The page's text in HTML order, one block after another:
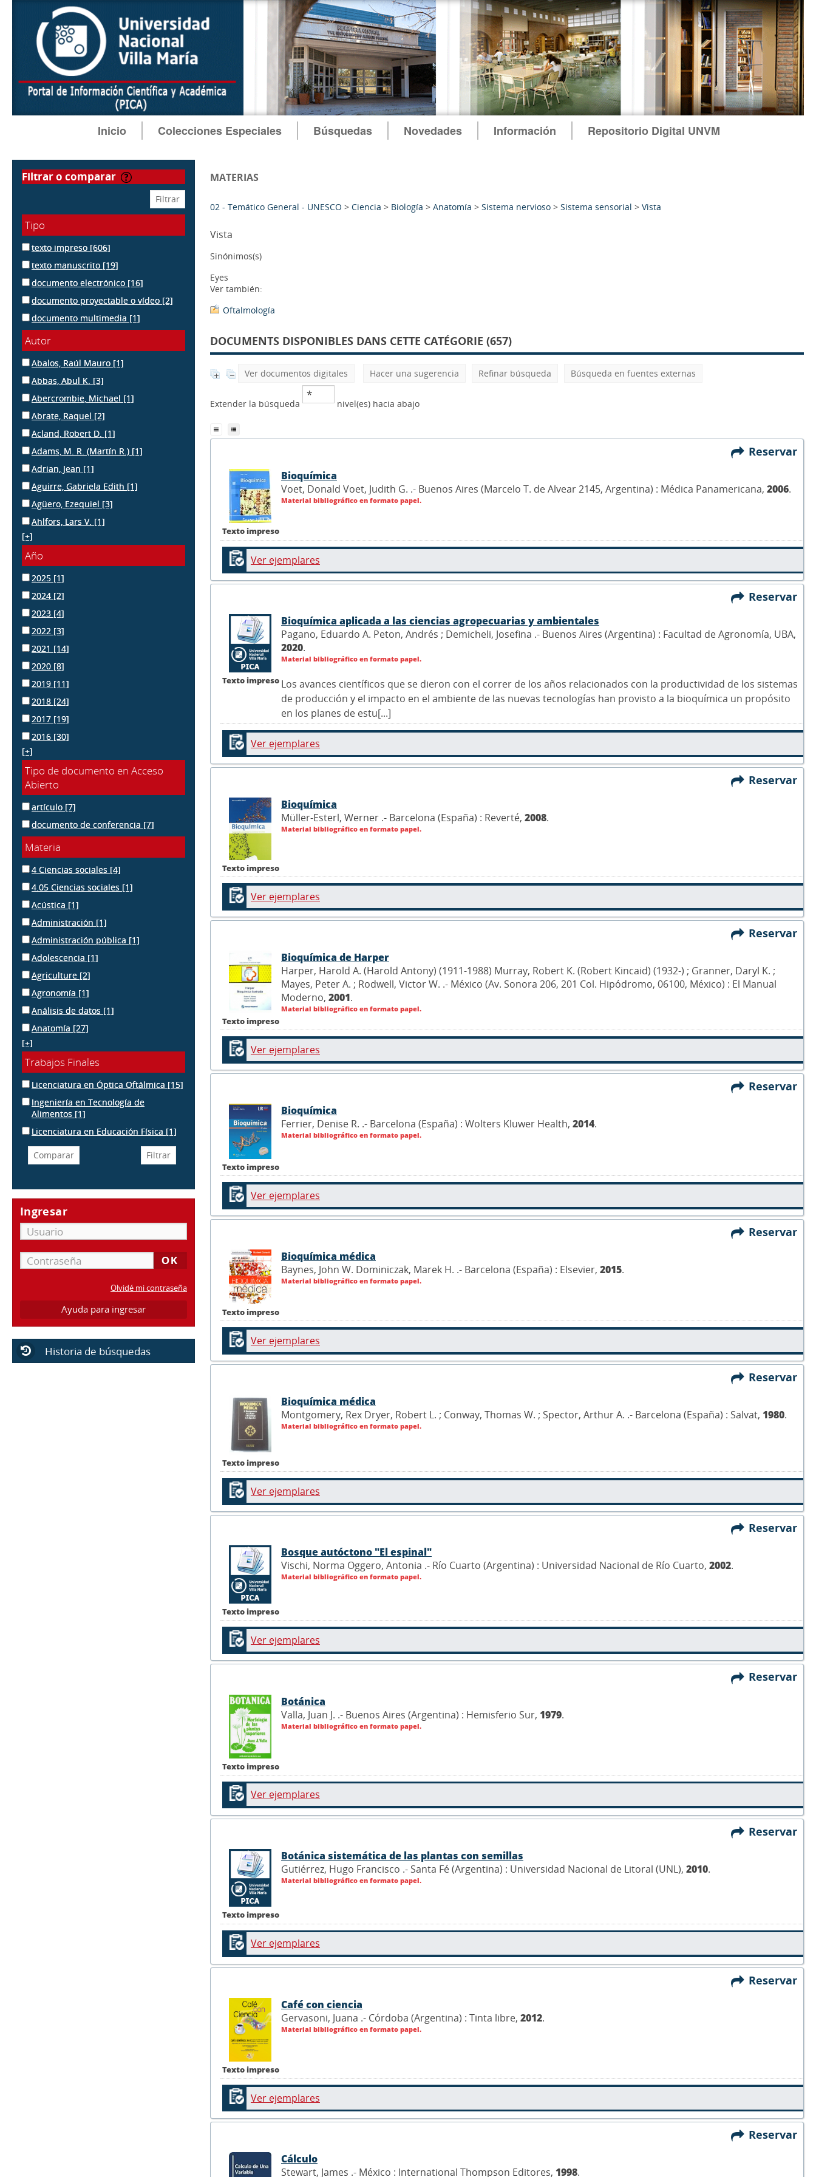
Inicio Colecciones Especiales Búsquedas Novedades Información Repositorio Digital UNVM
filtrar o comparar
Tipo
texto impreso [606]
texto manuscrito [19]
documento electrónico [16]
documento proyectable o vídeo [2]
documento multimedia [1]
Autor
Abalos, Raúl Mauro [1]
Abbas, Abul K. [3]
Abercrombie, Michael [1]
Abrate, Raquel [2]
Acland, Robert D. [1]
Adams, M. R. (Martín R.) [1]
Adrian, Jean [1]
Aguirre, Gabriela Edith [1]
Agüero, Ezequiel [3]
Ahlfors, Lars V. [1]
[+]
Año
2025 [1]
2024 [2]
2023 [4]
2022 [3]
2021 [14]
2020 [8]
2019 [11]
2018 [24]
2017 [19]
2016 [30]
[+]
Tipo de documento en Acceso
Abierto
artículo [7]
documento de conferencia [7]
Materia
4 Ciencias sociales [4]
4.05 Ciencias sociales [1]
Acústica [1]
Administración [1]
Administración pública [1]
Adolescencia [1]
Agriculture [2]
Agronomía [1]
Análisis de datos [1]
Anatomía [27]
[+]
Trabajos Finales
Licenciatura en Óptica Oftálmica [15]
Ingeniería en Tecnología de
Alimentos [1]
Licenciatura en Educación Física [1]
Ingresar
Olvidé mi contraseña
Ayuda para ingresar
Historia de búsquedas
MATERIAS
02 - Temático General - UNESCO > Ciencia > Biología > Anatomía > Sistema nervioso > Sistema sensorial > Vista
Vista
Sinónimos(s)
Eyes
Ver también:
Oftalmología
DOCUMENTS DISPONIBLES DANS CETTE CATÉGORIE (657)
Ver documentos digitales Hacer una sugerencia Refinar búsqueda Búsqueda en fuentes externas
Extender la búsqueda nivel(es) hacia abajo
Reservar
Texto impreso
Bioquímica
Voet, Donald Voet, Judith G. .- Buenos Aires (Marcelo T. de Alvear 2145, Argentina) : Médica Panamericana, 2006.
Material bibliográfico en formato papel.
Ver ejemplares
Reservar
Texto impreso
Bioquímica aplicada a las ciencias agropecuarias y ambientales
Pagano, Eduardo A. Peton, Andrés ; Demicheli, Josefina .- Buenos Aires (Argentina) : Facultad de Agronomía, UBA,
2020.
Material bibliográfico en formato papel.
Los avances científicos que se dieron con el correr de los años relacionados con la productividad de los sistemas
de producción y el impacto en el ambiente de las nuevas tecnologías han provisto a la bioquímica un propósito
en los planes de estu[...]
Ver ejemplares
Reservar
Texto impreso
Bioquímica
Müller-Esterl, Werner .- Barcelona (España) : Reverté, 2008.
Material bibliográfico en formato papel.
Ver ejemplares
Reservar
Texto impreso
Bioquímica de Harper
Harper, Harold A. (Harold Antony) (1911-1988) Murray, Robert K. (Robert Kincaid) (1932-) ; Granner, Daryl K. ;
Mayes, Peter A. ; Rodwell, Victor W. .- México (Av. Sonora 206, 201 Col. Hipódromo, 06100, México) : El Manual
Moderno, 2001.
Material bibliográfico en formato papel.
Ver ejemplares
Reservar
Texto impreso
Bioquímica
Ferrier, Denise R. .- Barcelona (España) : Wolters Kluwer Health, 2014.
Material bibliográfico en formato papel.
Ver ejemplares
Reservar
Texto impreso
Bioquímica médica
Baynes, John W. Dominiczak, Marek H. .- Barcelona (España) : Elsevier, 2015.
Material bibliográfico en formato papel.
Ver ejemplares
Reservar
Texto impreso
Bioquímica médica
Montgomery, Rex Dryer, Robert L. ; Conway, Thomas W. ; Spector, Arthur A. .- Barcelona (España) : Salvat, 1980.
Material bibliográfico en formato papel.
Ver ejemplares
Reservar
Texto impreso
Bosque autóctono "El espinal"
Vischi, Norma Oggero, Antonia .- Río Cuarto (Argentina) : Universidad Nacional de Río Cuarto, 2002.
Material bibliográfico en formato papel.
Ver ejemplares
Reservar
Texto impreso
Botánica
Valla, Juan J. .- Buenos Aires (Argentina) : Hemisferio Sur, 1979.
Material bibliográfico en formato papel.
Ver ejemplares
Reservar
Texto impreso
Botánica sistemática de las plantas con semillas
Gutiérrez, Hugo Francisco .- Santa Fé (Argentina) : Universidad Nacional de Litoral (UNL), 2010.
Material bibliográfico en formato papel.
Ver ejemplares
Reservar
Texto impreso
Café con ciencia
Gervasoni, Juana .- Córdoba (Argentina) : Tinta libre, 2012.
Material bibliográfico en formato papel.
Ver ejemplares
Reservar
Cálculo
Stewart, James .- México : International Thompson Editores, 1998.